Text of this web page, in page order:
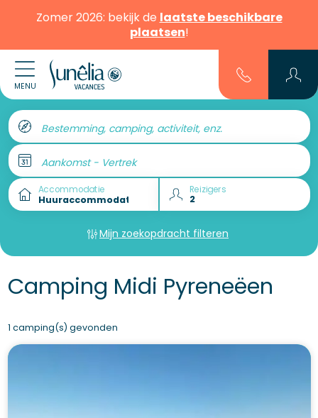
Zomer 2026: bekijk de laatste beschikbare
plaatsen!
MENU
Bestemming, camping, activiteit, enz.
Aankomst - Vertrek
Accommodatie Reizigers
Mijn zoekopdracht filteren
Camping Midi Pyreneëen
1 camping(s) gevonden